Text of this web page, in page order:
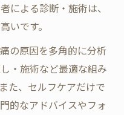
による診断・施術は、
いです。
の原因を多角的に分析
・施術など最適な組み
た、セルフケアだけで
的なアドバイスやフォ